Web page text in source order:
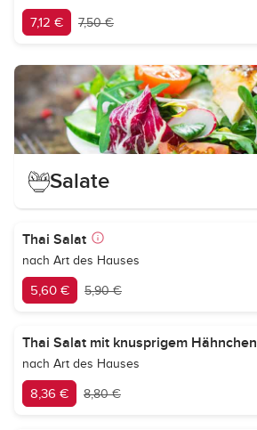
7,12 € 7,50 €
Salate
Thai Salat
nach Art des Hauses
5,60 € 5,90 €
Thai Salat mit knusprigem Hähnchen
nach Art des Hauses
8,36 € 8,80 €